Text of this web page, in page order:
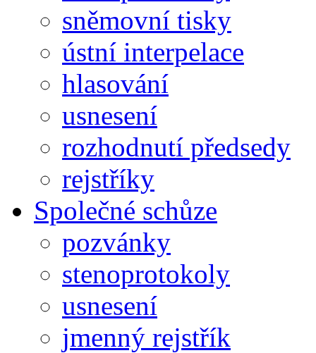
sněmovní tisky
ústní interpelace
hlasování
usnesení
rozhodnutí předsedy
rejstříky
Společné schůze
pozvánky
stenoprotokoly
usnesení
jmenný rejstřík